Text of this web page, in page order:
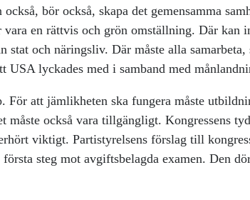
bör också, skapa det gemensamma
en rättvis och grön omställning. Där kan
stat och näringsliv. Där måste alla
USA lyckades med i samband med
För att jämlikheten ska fungera måste
måste också vara tillgängligt. Kongressens
viktigt. Partistyrelsens förslag till
steg mot avgiftsbelagda examen. Den